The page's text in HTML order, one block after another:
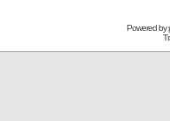
Powered by